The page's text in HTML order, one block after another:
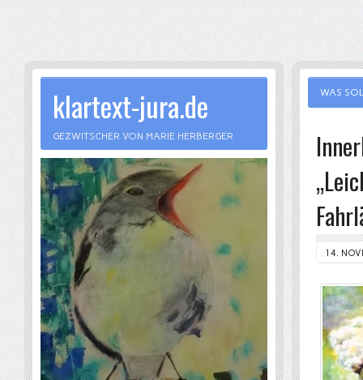
WAS
14.
klartext-jura.de
GEZWITSCHER VON MARIE HERBERGER